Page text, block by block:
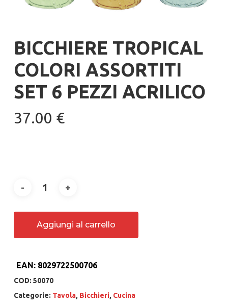
BICCHIERE TROPICAL
COLORI ASSORTITI
SET 6 PEZZI ACRILICO
37.00 €
Aggiungi al carrello
EAN: 8029722500706
COD: 50070
Categorie: Tavola, Bicchieri, Cucina